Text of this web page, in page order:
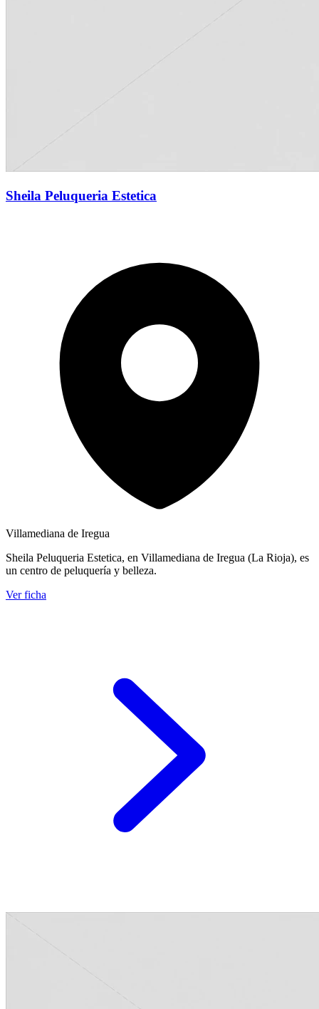
Sheila Peluqueria Estetica
Villamediana de Iregua
Sheila Peluqueria Estetica, en Villamediana de Iregua (La Rioja), es
un centro de peluquería y belleza.
Ver ficha